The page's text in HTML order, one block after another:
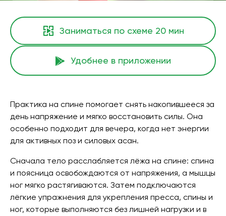
Заниматься по схеме 20 мин
Удобнее в приложении
Практика на спине помогает снять накопившееся за
день напряжение и мягко восстановить силы. Она
особенно подходит для вечера, когда нет энергии
для активных поз и силовых асан.
Сначала тело расслабляется лёжа на спине: спина
и поясница освобождаются от напряжения, а мышцы
ног мягко растягиваются. Затем подключаются
лёгкие упражнения для укрепления пресса, спины и
ног, которые выполняются без лишней нагрузки и в